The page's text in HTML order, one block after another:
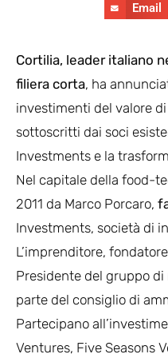
Email
Cortilia, leader italiano
filiera corta, ha
investimenti del valore
sottoscritti dai soci
Investments e la
Nel capitale della food-
2011 da Marco Porcaro,
Investments, società di
L’imprenditore,
Presidente del gruppo di
parte del consiglio di
Partecipano
Ventures, Five Seasons